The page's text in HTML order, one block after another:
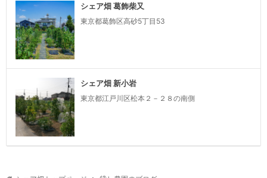
シェア畑 葛飾柴又
東京都葛飾区高砂5丁目53
シェア畑 新小岩
東京都江戸川区松本２－２８の南側